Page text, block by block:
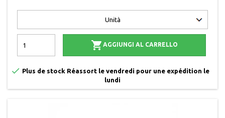
 AGGIUNGI AL CARRELLO
 Plus de stock Réassort le vendredi pour une expédition le
lundi